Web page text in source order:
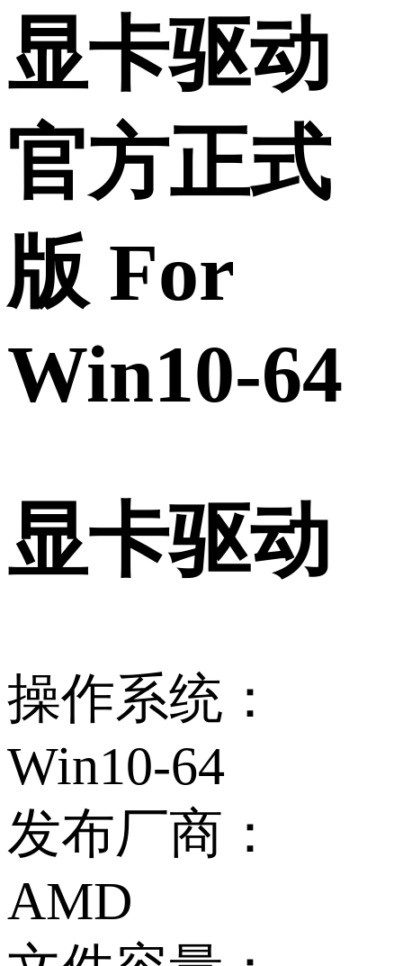
显卡驱动
官方正式
版 For
Win10-64
显卡驱动
操作系统：
Win10-64
发布厂商：
AMD